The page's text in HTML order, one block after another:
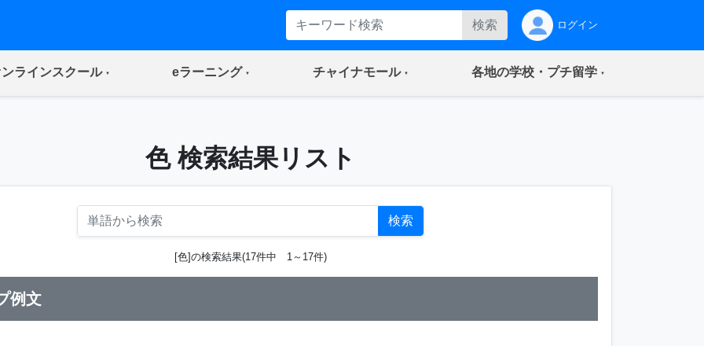
検索 ログイン
ラインスクール(current) eラーニング(current) チャイナモール(current) 各地の学校・プチ留学(current)
色 検索結果リスト
検索
[色]の検索結果(17件中 1～17件)
例文